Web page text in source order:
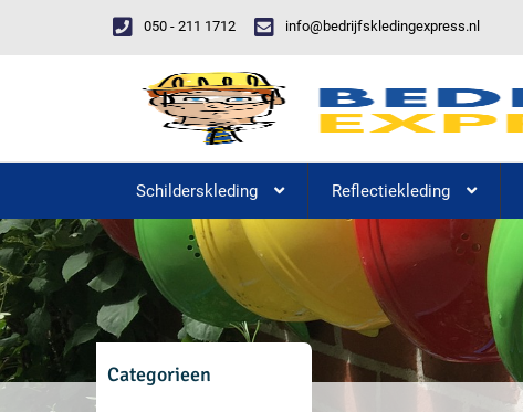
050 - 211 1712 info@bedrijfskledingexpress.nl
Schilderskleding Reflectiekleding
Categorieen